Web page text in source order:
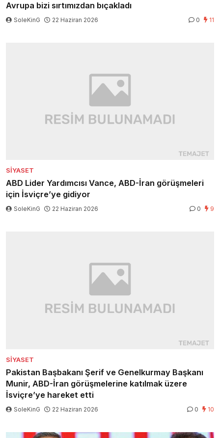
Avrupa bizi sırtımızdan bıçakladı
SoleKinG 22 Haziran 2026 0 11
SIYASET
ABD Lider Yardımcısı Vance, ABD-İran görüşmeleri
için İsviçre’ye gidiyor
SoleKinG 22 Haziran 2026 0 9
SIYASET
Pakistan Başbakanı Şerif ve Genelkurmay Başkanı
Munir, ABD-İran görüşmelerine katılmak üzere
İsviçre’ye hareket etti
SoleKinG 22 Haziran 2026 0 10